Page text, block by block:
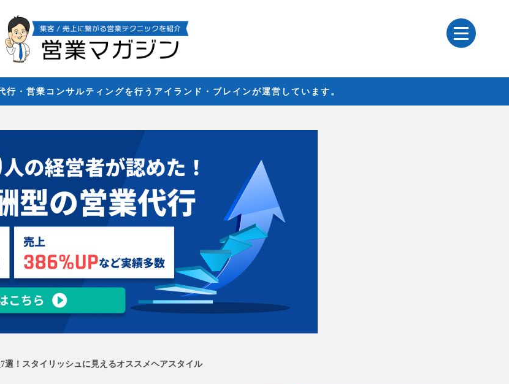
・営業コンサルティングを行うアイランド・ブレインが運営しています。
選！スタイリッシュに見えるオススメヘアスタイル